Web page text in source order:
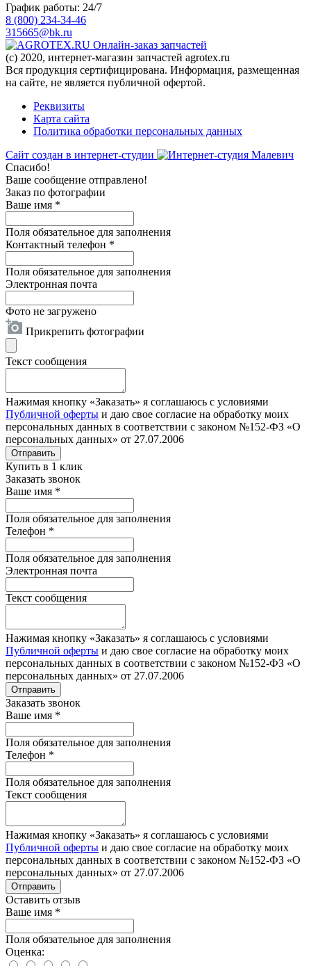
График работы: 24/7
8 (800) 234-34-46
315665@bk.ru
Онлайн-заказ запчастей
(c) 2020, интернет-магазин запчастей agrotex.ru
Вся продукция сертифицирована. Информация, размещенная
на сайте, не является публичной офертой.
Реквизиты
Карта сайта
Политика обработки персональных данных
Сайт создан в интернет-студии
Спасибо!
Ваше сообщение отправлено!
Заказ по фотографии
Ваше имя *
Поля обязательное для заполнения
Контактный телефон *
Поля обязательное для заполнения
Электронная почта
Фото не загружено
Прикрепить фотографии
Текст сообщения
Нажимая кнопку «Заказать» я соглашаюсь с условиями
Публичной оферты и даю свое согласие на обработку моих
персональных данных в соответствии с законом №152-ФЗ «О
персональных данных» от 27.07.2006
Отправить
Купить в 1 клик
Заказать звонок
Ваше имя *
Поля обязательное для заполнения
Телефон *
Поля обязательное для заполнения
Электронная почта
Текст сообщения
Нажимая кнопку «Заказать» я соглашаюсь с условиями
Публичной оферты и даю свое согласие на обработку моих
персональных данных в соответствии с законом №152-ФЗ «О
персональных данных» от 27.07.2006
Отправить
Заказать звонок
Ваше имя *
Поля обязательное для заполнения
Телефон *
Поля обязательное для заполнения
Текст сообщения
Нажимая кнопку «Заказать» я соглашаюсь с условиями
Публичной оферты и даю свое согласие на обработку моих
персональных данных в соответствии с законом №152-ФЗ «О
персональных данных» от 27.07.2006
Отправить
Оставить отзыв
Ваше имя *
Поля обязательное для заполнения
Оценка: